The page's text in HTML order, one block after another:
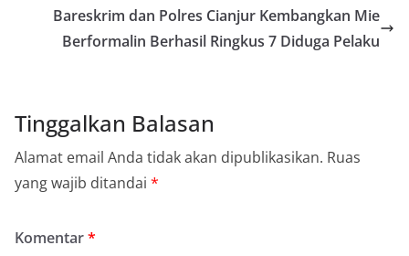
Bareskrim dan Polres Cianjur Kembangkan Mie
Berformalin Berhasil Ringkus 7 Diduga Pelaku
Tinggalkan Balasan
Alamat email Anda tidak akan dipublikasikan. Ruas
yang wajib ditandai *
Komentar*